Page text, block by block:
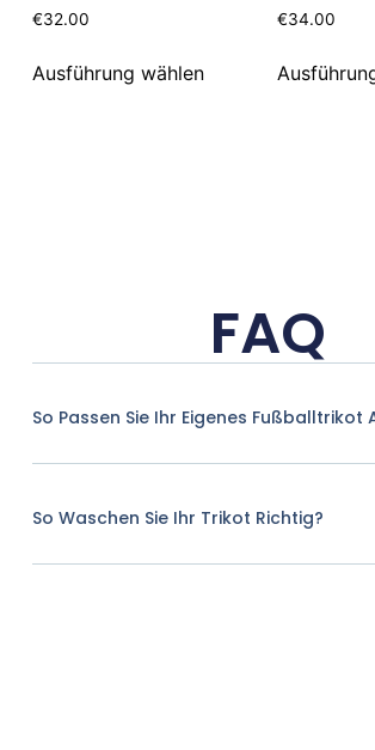
€32.00
Ausführung wählen
€34.00
FAQ
So Passen Sie Ihr Eigenes Fußballtrikot
So Waschen Sie Ihr Trikot Richtig?